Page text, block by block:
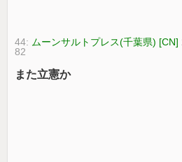
44: ムーンサルトプレス(千葉県) [CN]
82
また立憲か